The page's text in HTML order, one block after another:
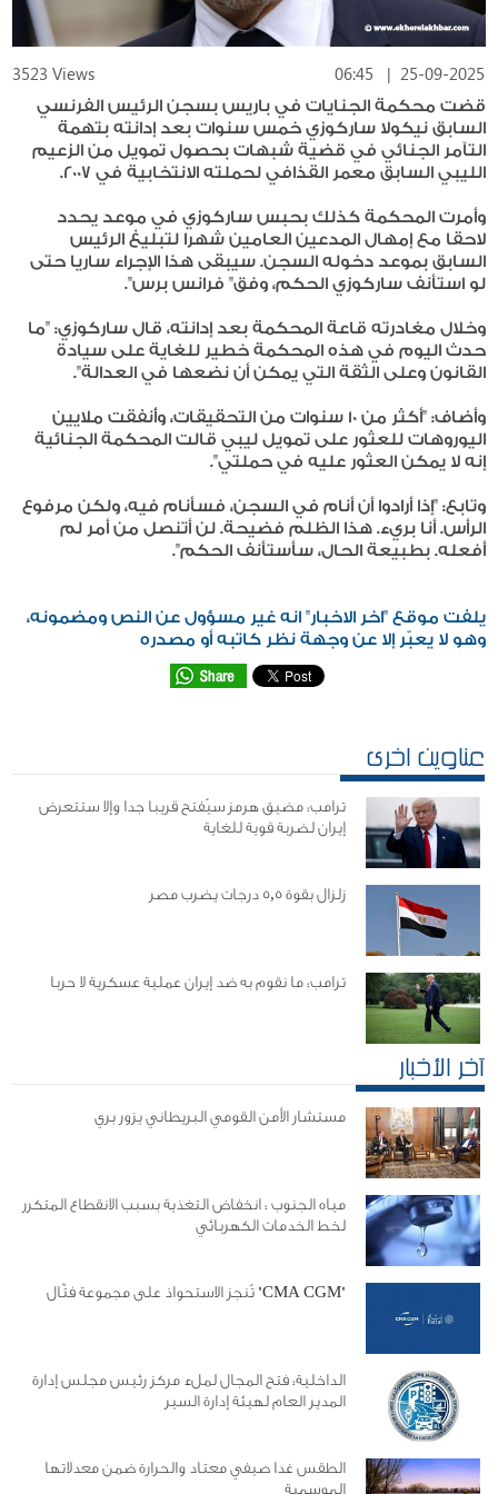
3523 Views 06:45 | 25-09-2025
قضت محكمة الجنايات في باريس بسجن الرئيس الفرنسي
السابق نيكولا ساركوزي خمس سنوات بعد إدانته بتهمة
التآمر الجنائي في قضية شبهات بحصول تمويل من الزعيم
الليبي السابق معمر القذافي لحملته الانتخابية في 2007.
وأمرت المحكمة كذلك بحبس ساركوزي في موعد يحدد
لاحقا مع إمهال المدعين العامين شهرا لتبليغ الرئيس
السابق بموعد دخوله السجن. سيبقى هذا الإجراء ساريا حتى
لو استأنف ساركوزي الحكم، وفق" فرانس برس".
وخلال مغادرته قاعة المحكمة بعد إدانته، قال ساركوزي: "ما
حدث اليوم في هذه المحكمة خطير للغاية على سيادة
القانون وعلى الثقة التي يمكن أن نضعها في العدالة".
وأضاف: "أكثر من 10 سنوات من التحقيقات، وأُنفقت ملايين
اليوروهات للعثور على تمويل ليبي قالت المحكمة الجنائية
إنه لا يمكن العثور عليه في حملتي".
وتابع: "إذا أرادوا أن أنام في السجن، فسأنام فيه، ولكن مرفوع
الرأس. أنا بريء. هذا الظلم فضيحة. لن أتنصل من أمر لم
أفعله. بطبيعة الحال، سأستأنف الحكم".
يلفت موقع "اخر الاخبار" انه غير مسؤول عن النص ومضمونه،
وهو لا يعبّر إلا عن وجهة نظر كاتبه أو مصدره
عناوين اخرى
ترامب: مضيق هرمز سيُفتح قريبا جدا وإلا ستتعرض
إيران لضربة قوية للغاية
زلزال بقوة 5,5 درجات يضرب مصر
ترامب: ما نقوم به ضد إيران عملية عسكرية لا حربا
آخر الأخبار
مستشار الأمن القومي البريطاني يزور بري
مياه الجنوب : انخفاض التغذية بسبب الانقطاع المتكرر
لخط الخدمات الكهربائي
"CMA CGM" تُنجز الاستحواذ على مجموعة فتّال
الداخلية: فتح المجال لملء مركز رئيس مجلس إدارة
المدير العام لهيئة إدارة السير
الطقس غدا صيفي معتاد والحرارة ضمن معدلاتها
الموسمية